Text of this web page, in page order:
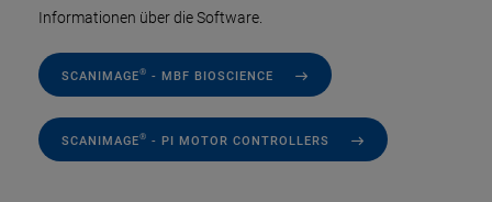
Informationen über die Software.
SCANIMAGE® - MBF BIOSCIENCE
SCANIMAGE® - PI MOTOR CONTROLLERS